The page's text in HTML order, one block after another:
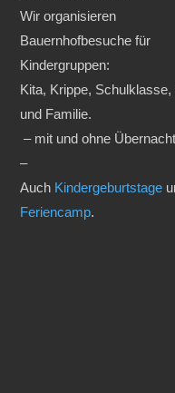
Wir organisieren
Bauernhofbesuche für
Kindergruppen:
Kita, Krippe, Schulklasse,
und Familie.
– mit und ohne
–
Auch Kindergeburtstage
Feriencamp.